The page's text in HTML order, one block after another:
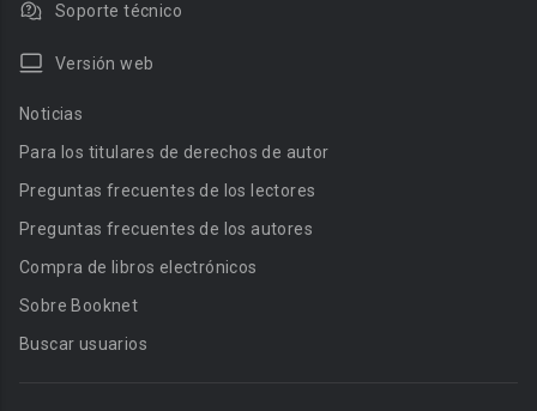
Soporte técnico
Versión web
Noticias
Para los titulares de derechos de autor
Preguntas frecuentes de los lectores
Preguntas frecuentes de los autores
Compra de libros electrónicos
Sobre Booknet
Buscar usuarios